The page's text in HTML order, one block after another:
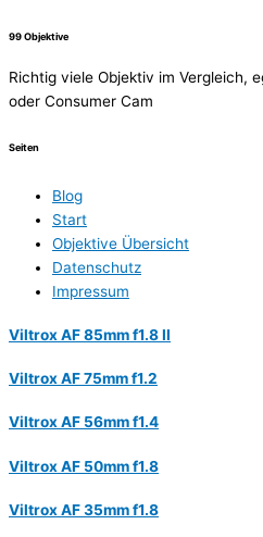
99 Objektive
Richtig viele Objektiv im Vergleich,
oder Consumer Cam
Seiten
Blog
Start
Objektive Übersicht
Datenschutz
Impressum
Viltrox AF 85mm f1.8 II
Viltrox AF 75mm f1.2
Viltrox AF 56mm f1.4
Viltrox AF 50mm f1.8
Viltrox AF 35mm f1.8